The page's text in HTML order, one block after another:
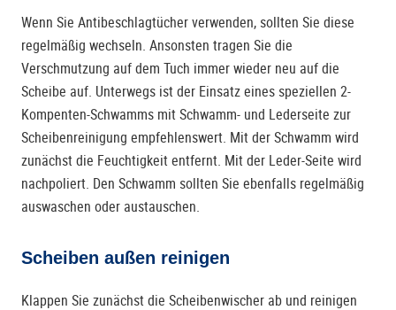
Wenn Sie Antibeschlagtücher verwenden, sollten Sie diese
regelmäßig wechseln. Ansonsten tragen Sie die
Verschmutzung auf dem Tuch immer wieder neu auf die
Scheibe auf. Unterwegs ist der Einsatz eines speziellen 2-
Kompenten-Schwamms mit Schwamm- und Lederseite zur
Scheibenreinigung empfehlenswert. Mit der Schwamm wird
zunächst die Feuchtigkeit entfernt. Mit der Leder-Seite wird
nachpoliert. Den Schwamm sollten Sie ebenfalls regelmäßig
auswaschen oder austauschen.
Scheiben außen reinigen
Klappen Sie zunächst die Scheibenwischer ab und reinigen